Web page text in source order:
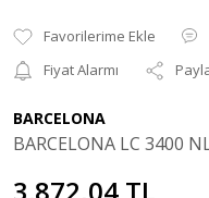
Fiyat Alarmı
BARCELONA
BARCELONA LC 3400